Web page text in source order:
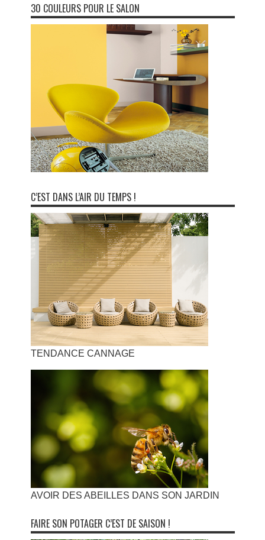
30 COULEURS POUR LE SALON
C’EST DANS L’AIR DU TEMPS !
TENDANCE CANNAGE
AVOIR DES ABEILLES DANS SON JARDIN
FAIRE SON POTAGER C’EST DE SAISON !